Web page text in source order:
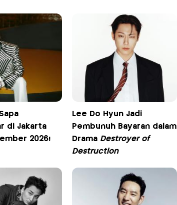
di Jakarta
2026!
Lee Do Hyun Jadi
Pembunuh Bayaran dalam
Drama Destroyer of
Destruction